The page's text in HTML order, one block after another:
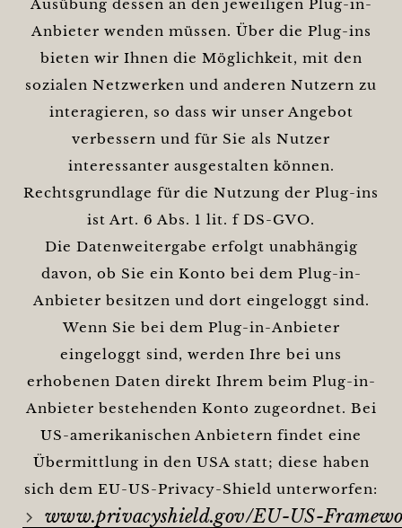
Ausübung dessen an den jeweiligen Plug-in-
Anbieter wenden müssen. Über die Plug-ins
bieten wir Ihnen die Möglichkeit, mit den
sozialen Netzwerken und anderen Nutzern zu
interagieren, so dass wir unser Angebot
verbessern und für Sie als Nutzer
interessanter ausgestalten können.
Rechtsgrundlage für die Nutzung der Plug-ins
ist Art. 6 Abs. 1 lit. f DS-GVO.
Die Datenweitergabe erfolgt unabhängig
davon, ob Sie ein Konto bei dem Plug-in-
Anbieter besitzen und dort eingeloggt sind.
Wenn Sie bei dem Plug-in-Anbieter
eingeloggt sind, werden Ihre bei uns
erhobenen Daten direkt Ihrem beim Plug-in-
Anbieter bestehenden Konto zugeordnet. Bei
US-amerikanischen Anbietern findet eine
Übermittlung in den USA statt; diese haben
sich dem EU-US-Privacy-Shield unterworfen:
www.privacyshield.gov/EU-US-